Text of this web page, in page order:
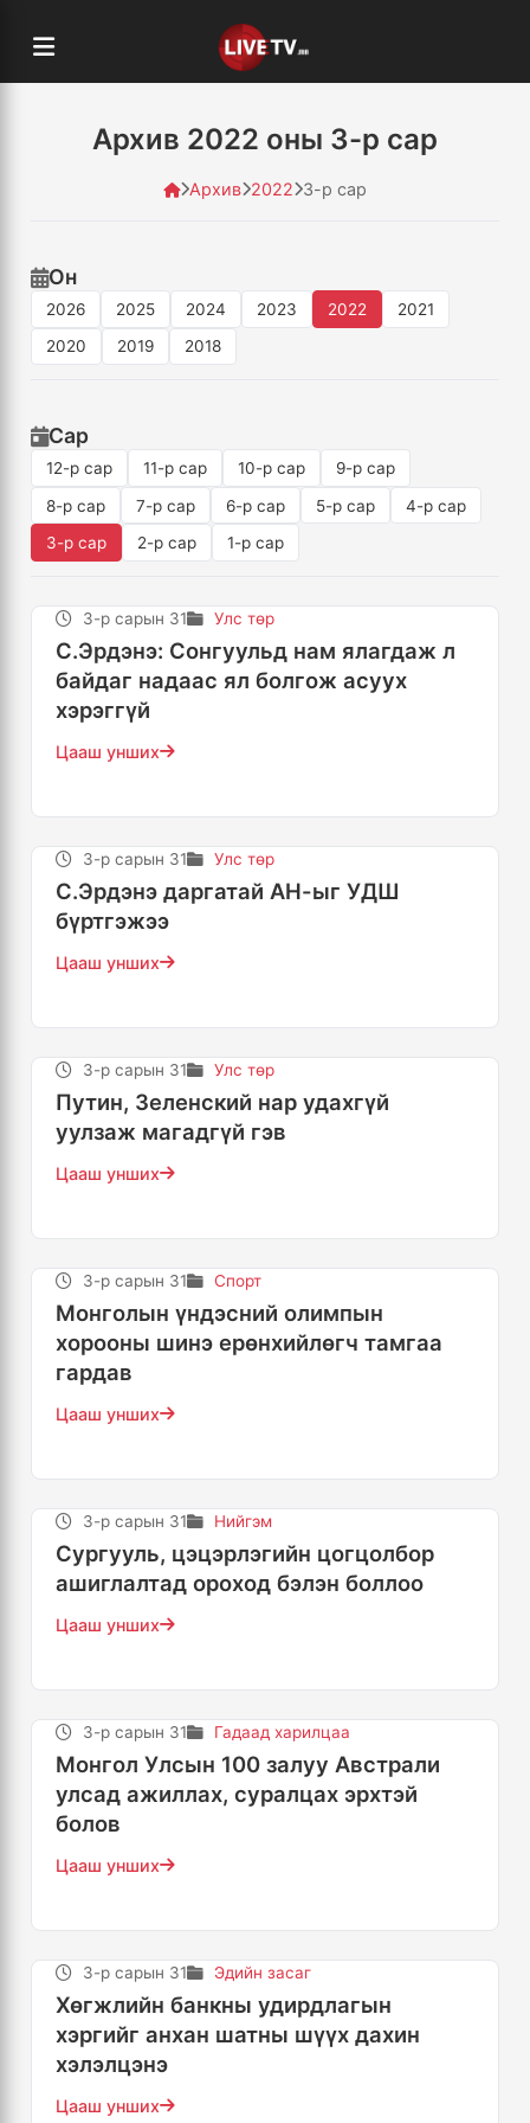
Архив 2022 оны 3-р сар
Архив 2022 3-р сар
Он
2026 2025 2024 2023 2022
2021
2020
2019 2018
Сар
12-р сар 11-р сар 10-р сар
9-р сар
8-р сар
7-р сар 6-р сар 5-р сар
4-р сар
3-р сар
2-р сар 1-р сар
3-р сарын 31 Улс төр
С.Эрдэнэ: Сонгуульд нам ялагдаж л
байдаг надаас ял болгож асуух
хэрэггүй
Цааш унших
3-р сарын 31 Улс төр
С.Эрдэнэ даргатай АН-ыг УДШ
бүртгэжээ
Цааш унших
3-р сарын 31 Улс төр
Путин, Зеленский нар удахгүй
уулзаж магадгүй гэв
Цааш унших
3-р сарын 31 Спорт
Монголын үндэсний олимпын
хорооны шинэ ерөнхийлөгч тамгаа
гардав
Цааш унших
3-р сарын 31 Нийгэм
Сургууль, цэцэрлэгийн цогцолбор
ашиглалтад ороход бэлэн боллоо
Цааш унших
3-р сарын 31 Гадаад харилцаа
Монгол Улсын 100 залуу Австрали
улсад ажиллах, суралцах эрхтэй
болов
Цааш унших
3-р сарын 31 Эдийн засаг
Хөгжлийн банкны удирдлагын
хэргийг анхан шатны шүүх дахин
хэлэлцэнэ
Цааш унших